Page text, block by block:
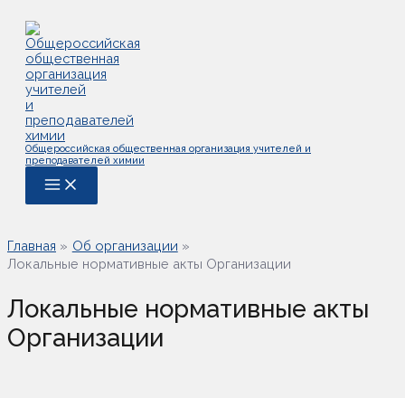
содержимому
Общероссийская общественная организация учителей и
преподавателей химии
Main
Menu
Главная
Об организации
Локальные нормативные акты Организации
Локальные нормативные акты
Организации